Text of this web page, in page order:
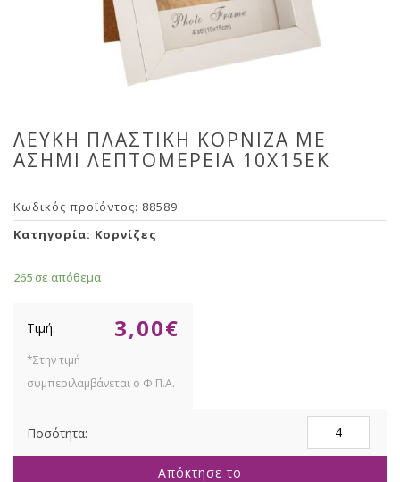
ΛΕΥΚΗ ΠΛΑΣΤΙΚΗ ΚΟΡΝΙΖΑ ΜΕ
ΑΣΗΜΙ ΛΕΠΤΟΜΕΡΕΙΑ 10Χ15ΕΚ
Κωδικός προϊόντος: 88589
Κατηγορία: Κορνίζες
265 σε απόθεμα
3,00€
ΠΛΑΣΤΙΚΗ
ΚΟΡΝΙΖΑ
Απόκτησε το